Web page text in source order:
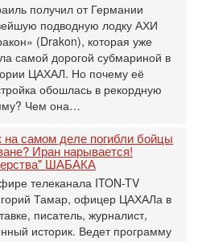
получил от Германии
подводную лодку АХИ
(Drakon), которая уже
самой дорогой субмариной в
ЦАХАЛ. Но почему её
обошлась в рекордную
Чем она…
на самом деле погибли бойцы
Иран нарывается!
ШАБАКА
телеканала ITON-TV
Тамар, офицер ЦАХАЛа в
писатель, журналист,
историк. Ведет программу